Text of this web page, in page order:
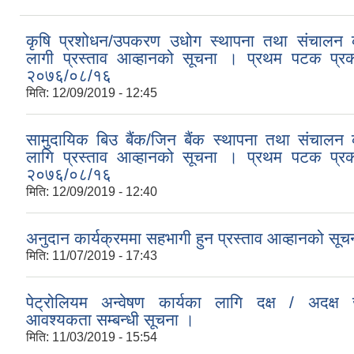
कृषि प्रशोधन/उपकरण उधोग स्थापना तथा संचालन
लागी प्रस्ताव आव्हानको सूचना । प्रथम पटक
२०७६/०८/१६
मिति: 12/09/2019 - 12:45
सामुदायिक बिउ बैंक/जिन बैंक स्थापना तथा संचालन
लागि प्रस्ताव आव्हानको सूचना । प्रथम पटक
२०७६/०८/१६
मिति: 12/09/2019 - 12:40
अनुदान कार्यक्रममा सहभागी हुन प्रस्ताव आव्हानको
मिति: 11/07/2019 - 17:43
पेट्रोलियम अन्वेषण कार्यका लागि दक्ष / अदक्ष
आवश्यकता सम्बन्धी सूचना ।
मिति: 11/03/2019 - 15:54